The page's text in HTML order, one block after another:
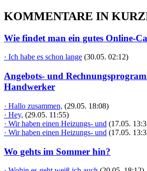
KOMMENTARE IN
Wie findet man ein gutes Online-
· Ich habe es schon lange (30.05. 02:12)
Angebots- und
Handwerker
· Hallo zusammen, (29.05. 18:08)
· Hey, (29.05. 11:55)
· Wir haben einen Heizungs- und (17.05.
· Wir haben einen Heizungs- und (17.05.
Wo gehts im Sommer hin?